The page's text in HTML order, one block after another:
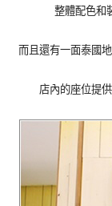
整體配色和
而且還有一面泰國
店內的座位提